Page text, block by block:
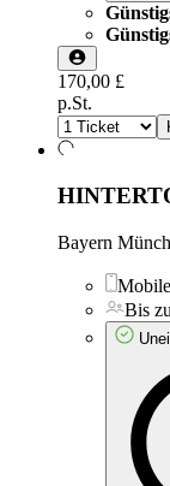
170,00 £
p.St.
Bayern
Bis